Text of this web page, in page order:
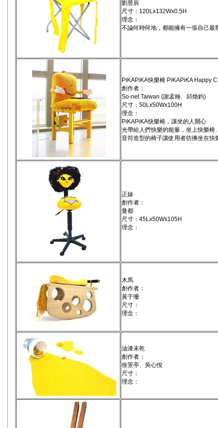
劉昱辰
尺寸：120Lx132Wx0.5H
理念：
不論何時何地，都能擁有一張自己最
PiKAPiKA快樂椅 PiKAPiKA Happy
創作者：
So-net Taiwan (謝孟翰、邱煥鈞)
尺寸：50Lx50Wx100H
理念：
PiKAPiKA快樂椅，讓坐的人開心
光帶給人們快樂的能量，坐上快樂椅
音符造型的椅子讓使用者彷彿坐在快
正妹
創作者：
曼都
尺寸：45Lx50Wx105H
理念：
木馬
創作者：
黃于珊
尺寸：
理念：
油漆未乾
創作者：
徐景亭、吳心悅
尺寸：
理念：